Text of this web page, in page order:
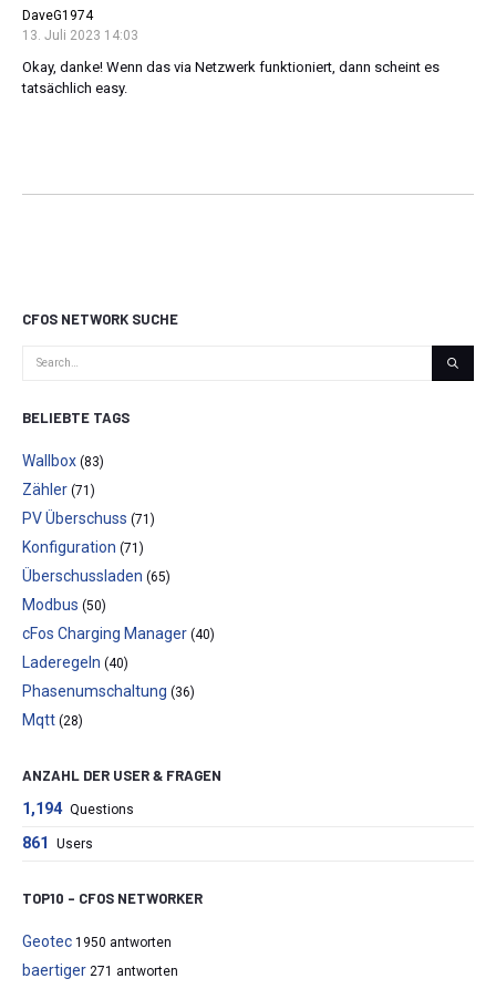
DaveG1974
13. Juli 2023 14:03
Okay, danke! Wenn das via Netzwerk funktioniert, dann scheint es
tatsächlich easy.
CFOS NETWORK SUCHE
BELIEBTE TAGS
Wallbox (83)
Zähler (71)
PV Überschuss (71)
Konfiguration (71)
Überschussladen (65)
Modbus (50)
cFos Charging Manager (40)
Laderegeln (40)
Phasenumschaltung (36)
Mqtt (28)
ANZAHL DER USER & FRAGEN
1,194 Questions
861 Users
TOP10 – CFOS NETWORKER
Geotec 1950 antworten
baertiger 271 antworten